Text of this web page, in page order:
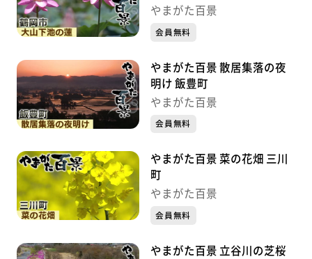
やまがた百景
会員無料
やまがた百景 散居集落の夜
明け 飯豊町
やまがた百景
会員無料
やまがた百景 菜の花畑 三川
町
やまがた百景
会員無料
やまがた百景 立谷川の芝桜